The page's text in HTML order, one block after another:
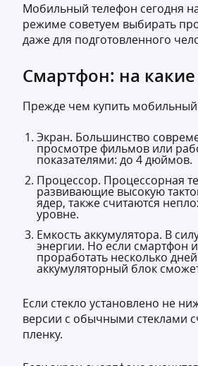
Мобильный телефон сегодня
режиме советуем выбирать
даже для подготовленного
Смартфон: на
Прежде чем купить
Экран. Большинство
просмотре фильмов или
показателями: до 4 дюймов.
Процессор. Процессорная
развивающие высокую
ядер, также считаются
уровне.
Емкость аккумулятора. В
энергии. Но если смартфон
проработать несколько
аккумуляторный блок
Если стекло установлено не
версии с обычными стеклами
пленку.